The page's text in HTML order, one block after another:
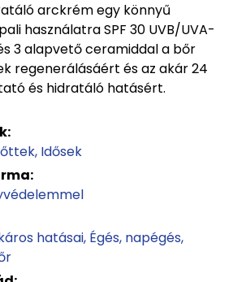
arckrém egy könnyű
használatra SPF 30 UVB/UVA-
3 alapvető ceramiddal a bőr
regenerálásáért és az akár 24
és hidratáló hatásért.
Idősek
hatásai Égés, napégés